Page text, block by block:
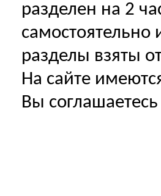
разделен на 2
самостоятельно
разделы взяты
На сайте
Вы